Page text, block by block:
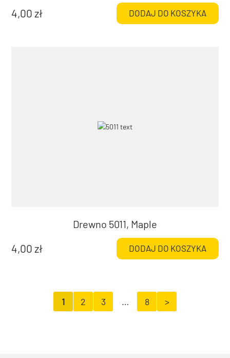
4,00 zł DODAJ DO KOSZYKA
Drewno 5011, Maple
4,00 zł DODAJ DO KOSZYKA
1 2 3 … 8 >